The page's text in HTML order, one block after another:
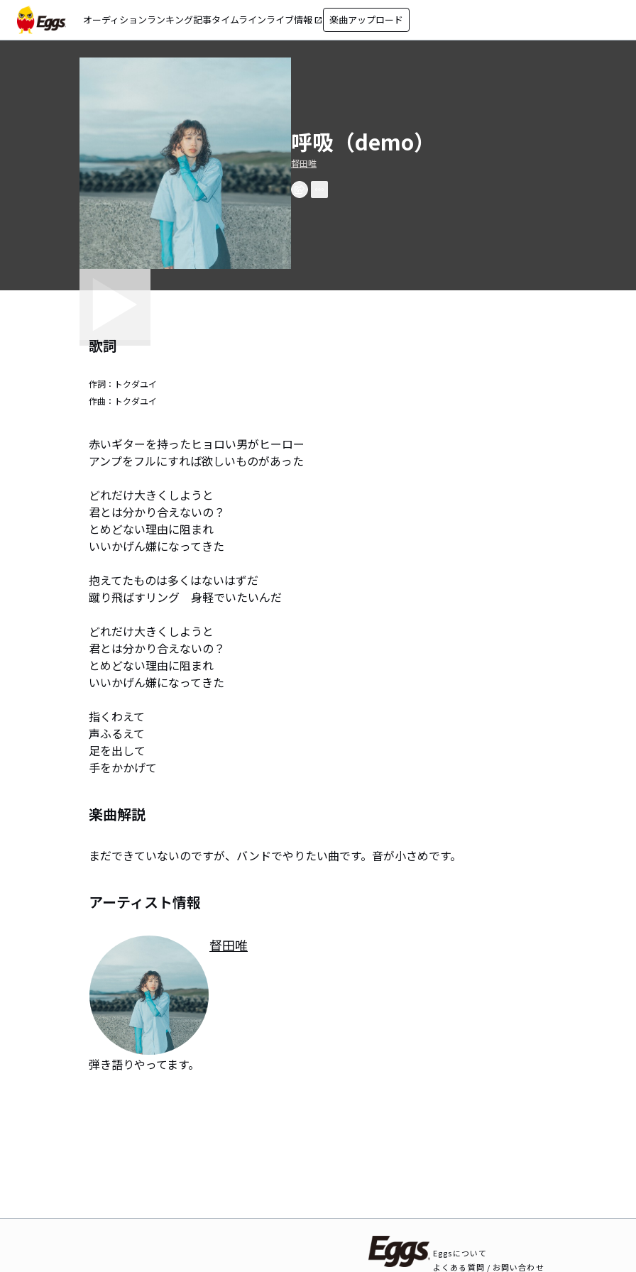
オーディションランキング記事タイムラインライブ情報 open_in_new 楽曲アップロード
呼吸（demo）
督田唯
歌詞
作詞： トクダユイ
作曲： トクダユイ
赤いギターを持ったヒョロい男がヒーロー
アンプをフルにすれば欲しいものがあった
どれだけ大きくしようと
君とは分かり合えないの？
とめどない理由に阻まれ
いいかげん嫌になってきた
抱えてたものは多くはないはずだ
蹴り飛ばすリング　身軽でいたいんだ
どれだけ大きくしようと
君とは分かり合えないの？
とめどない理由に阻まれ
いいかげん嫌になってきた
指くわえて
声ふるえて
足を出して
手をかかげて
楽曲解説
まだできていないのですが、バンドでやりたい曲です。音が小さめです。
アーティスト情報
督田唯
弾き語りやってます。
Eggsについて
よくある質問 / お問い合わせ